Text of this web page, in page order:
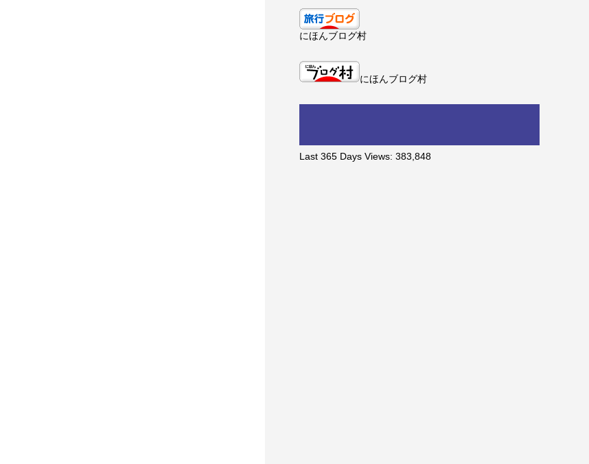
にほんブログ村
にほんブログ村
Last 365 Days Views: 383,848